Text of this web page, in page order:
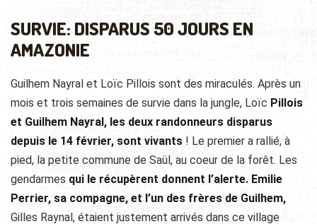
SURVIE: DISPARUS 50 JOURS EN
AMAZONIE
Guilhem Nayral et Loïc Pillois sont des miraculés. Après un
mois et trois semaines de survie dans la jungle, Loïc Pillois
et Guilhem Nayral, les deux randonneurs disparus
depuis le 14 février, sont vivants! Le premier a rallié, à
pied, la petite commune de Saül, au coeur de la forêt. Les
gendarmes qui le récupèrent donnent l’alerte. Emilie
Perrier, sa compagne, et l’un des frères de Guilhem,
Gilles Raynal, étaient justement arrivés dans ce village